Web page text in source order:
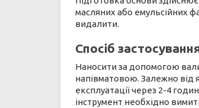
масляних або емульсійних
видалити.
Спосіб
Наносити за допомогою
напівматовою. Залежно від
експлуатації через 2-4
інструмент необхідно